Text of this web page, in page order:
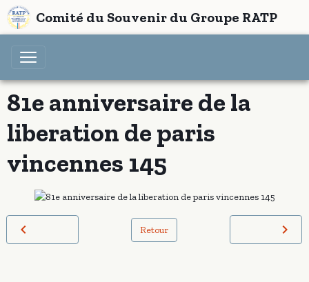
Comité du Souvenir du Groupe RATP
81e anniversaire de la
liberation de paris
vincennes 145
Retour